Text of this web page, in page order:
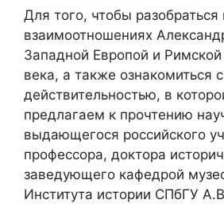
Для того, чтобы разобраться
взаимоотношениях
Западной Европой и
века, а также ознакомиться
действительностью, в
предлагаем к прочтению
выдающегося российского
профессора, доктора
заведующего кафедрой
Института истории СПбГУ